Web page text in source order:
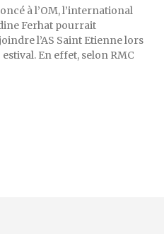
à l’OM, l’international
Ferhat pourrait
l’AS Saint Etienne lors
selon RMC